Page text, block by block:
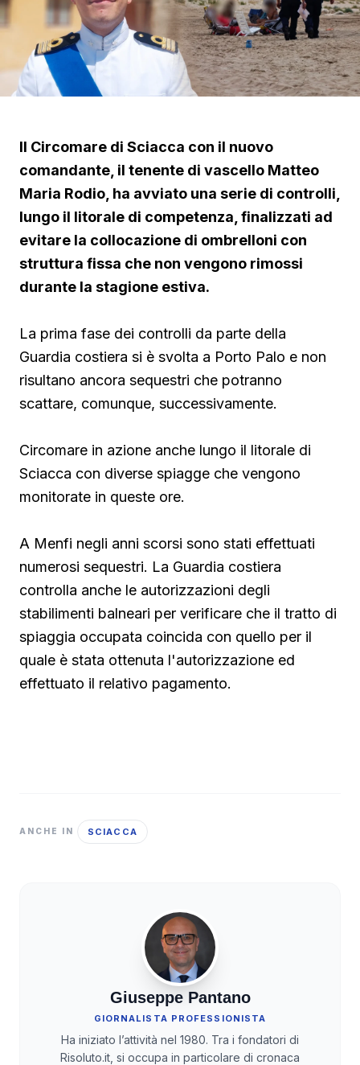
Il Circomare di Sciacca con il nuovo
comandante, il tenente di vascello Matteo
Maria Rodio, ha avviato una serie di controlli,
lungo il litorale di competenza, finalizzati ad
evitare la collocazione di ombrelloni con
struttura fissa che non vengono rimossi
durante la stagione estiva.
La prima fase dei controlli da parte della
Guardia costiera si è svolta a Porto Palo e non
risultano ancora sequestri che potranno
scattare, comunque, successivamente.
Circomare in azione anche lungo il litorale di
Sciacca con diverse spiagge che vengono
monitorate in queste ore.
A Menfi negli anni scorsi sono stati effettuati
numerosi sequestri. La Guardia costiera
controlla anche le autorizzazioni degli
stabilimenti balneari per verificare che il tratto di
spiaggia occupata coincida con quello per il
quale è stata ottenuta l'autorizzazione ed
effettuato il relativo pagamento.
ANCHE IN SCIACCA
Giuseppe Pantano
GIORNALISTA PROFESSIONISTA
Ha iniziato l’attività nel 1980. Tra i fondatori di
Risoluto.it, si occupa in particolare di cronaca